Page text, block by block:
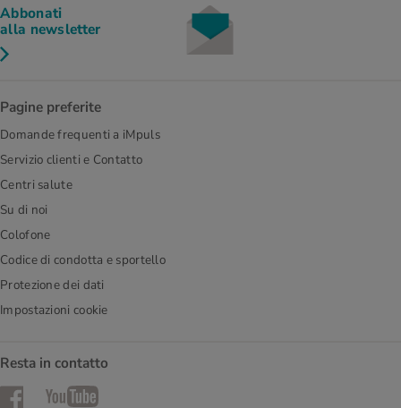
Abbonati
alla newsletter
Pagine preferite
Domande frequenti a iMpuls
Servizio clienti e Contatto
Centri salute
Su di noi
Colofone
Codice di condotta e sportello
Protezione dei dati
Impostazioni cookie
Resta in contatto
FacebookYouTube